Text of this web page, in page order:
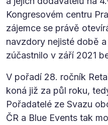
Kongresovém centru
zájemce se právě
navzdory nejisté době
zúčastnilo v září 2021
V pořadí 28. ročník
koná již za půl roku,
Pořadatelé ze Svazu
ČR a Blue Events tak